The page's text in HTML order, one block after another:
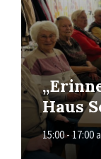
Haus
15:00 - 17:00